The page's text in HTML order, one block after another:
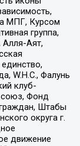
МПГ, Курсом
группа,
Алля-Аят,
W.H.С., Фалунь
клуб-
Фонд
Штабы
округа г.
движение